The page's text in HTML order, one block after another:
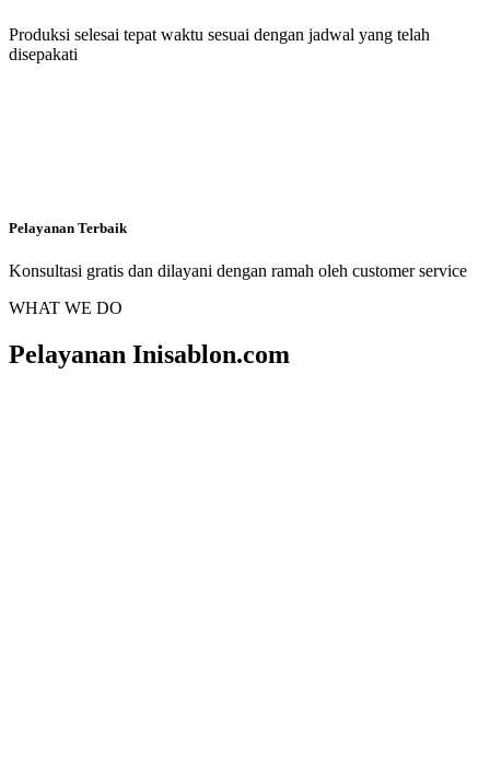
Produksi selesai tepat waktu sesuai dengan jadwal yang telah
disepakati
Pelayanan Terbaik
Konsultasi gratis dan dilayani dengan ramah oleh customer service
WHAT WE DO
Pelayanan Inisablon.com